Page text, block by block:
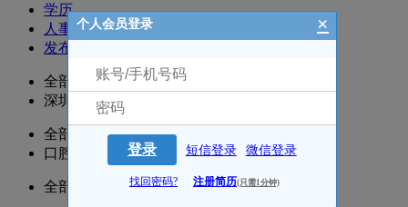
学历
人事
发布时间
全部
深圳
全部
口腔科
全部
个人会员登录 ×
登录 短信登录 微信登录
找回密码? 注册简历(只需1分钟)